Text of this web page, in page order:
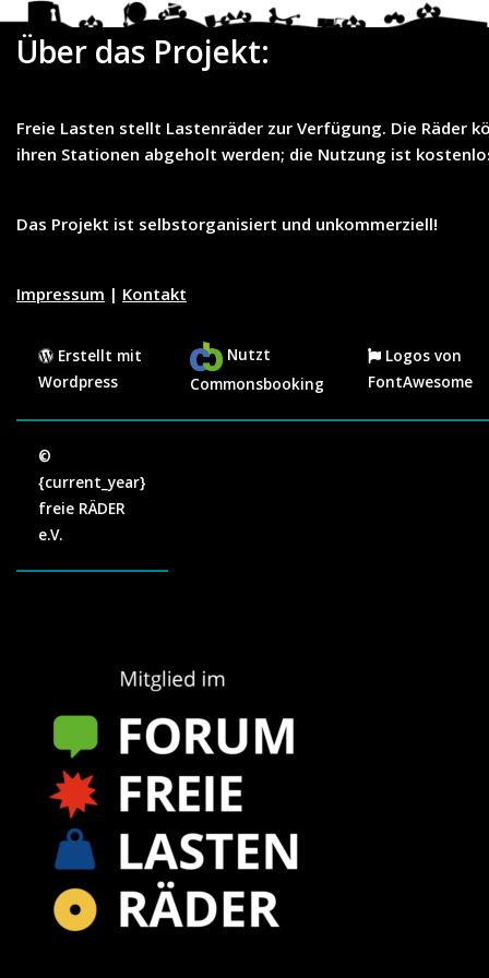
Über das Projekt:
Freie Lasten stellt Lastenräder zur Verfügung. Die Räder
ihren Stationen abgeholt werden; die Nutzung ist
Das Projekt ist selbstorganisiert und unkommerziell!
Impressum | Kontakt
Erstellt mit
Wordpress
Nutzt
Commonsbooking
Logos von
FontAwesome
©
{current_year}
freie RÄDER
e.V.